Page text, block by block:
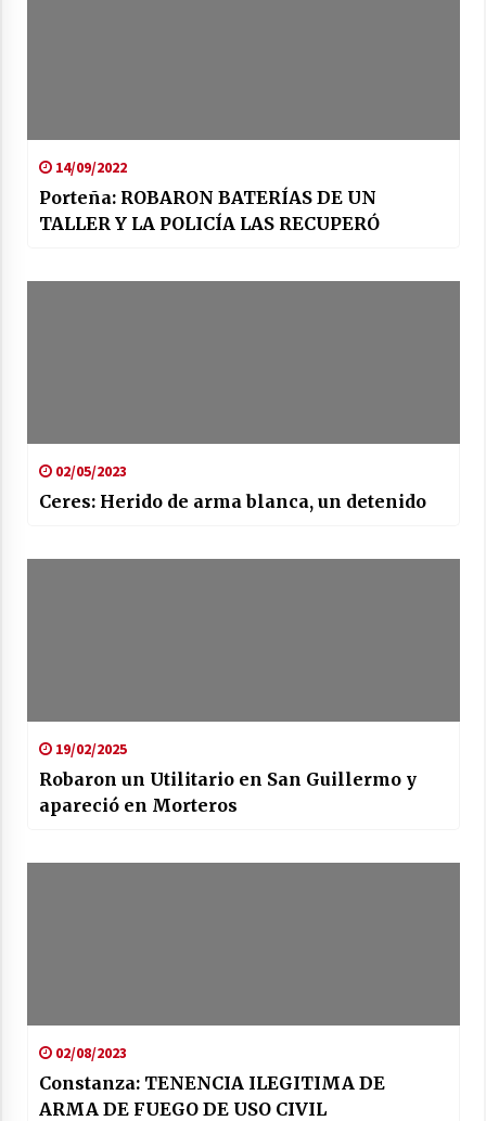
14/09/2022
Porteña: ROBARON BATERÍAS DE UN
TALLER Y LA POLICÍA LAS RECUPERÓ
02/05/2023
Ceres: Herido de arma blanca, un detenido
19/02/2025
Robaron un Utilitario en San Guillermo y
apareció en Morteros
02/08/2023
Constanza: TENENCIA ILEGITIMA DE
ARMA DE FUEGO DE USO CIVIL